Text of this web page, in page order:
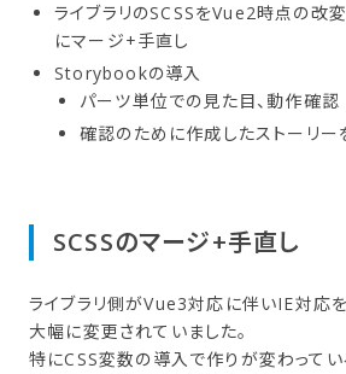
ライブラリのSCSSをVue2時点の改
にマージ+手直し
Storybookの導入
パーツ単位での見た目、動作確認
確認のために作成したストーリー
SCSSの​マージ+手直し
ライブラリ側がVue3対応に伴いIE対応
大幅に変更されていました。
特にCSS変数の導入で作りが変わってい